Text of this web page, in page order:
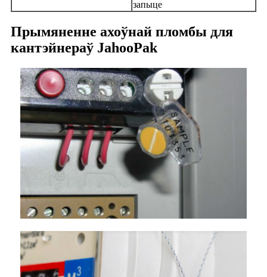
запыце
Прымяненне ахоўнай пломбы для
кантэйнераў JahooPak